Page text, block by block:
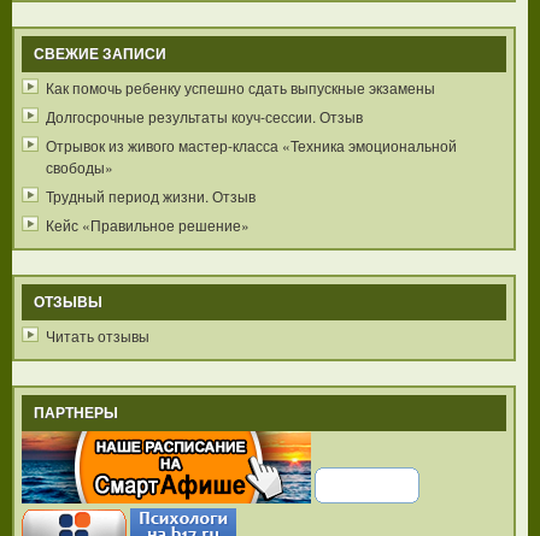
СВЕЖИЕ ЗАПИСИ
Как помочь ребенку успешно сдать выпускные экзамены
Долгосрочные результаты коуч-сессии. Отзыв
Отрывок из живого мастер-класса «Техника эмоциональной
свободы»
Трудный период жизни. Отзыв
Кейс «Правильное решение»
ОТЗЫВЫ
Читать отзывы
ПАРТНЕРЫ